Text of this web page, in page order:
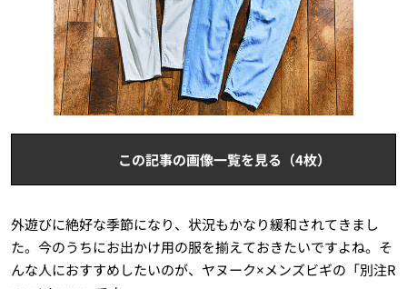
この記事の画像一覧を見る（4枚）
外遊びに絶好な季節になり、状況もかなり緩和されてきまし
た。今のうちにお出かけ用の服を揃えておきたいですよね。そ
んな人におすすめしたいのが、ヤヌーク×メンズビギの「別注R